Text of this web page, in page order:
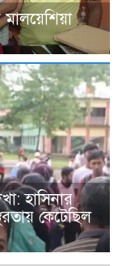
হাসিনার
কেটেছিল